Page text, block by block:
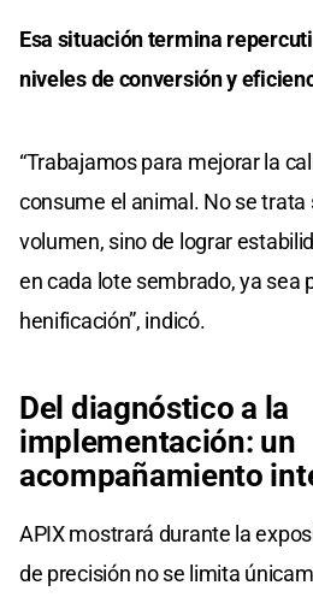
Esa situación termina
niveles de conversión y
“Trabajamos para mejorar la
consume el animal. No se
volumen, sino de lograr
en cada lote sembrado, ya sea
henificación”, indicó.
Del diagnóstico a la
implementación: un
acompañamiento
APIX mostrará durante la
de precisión no se limita